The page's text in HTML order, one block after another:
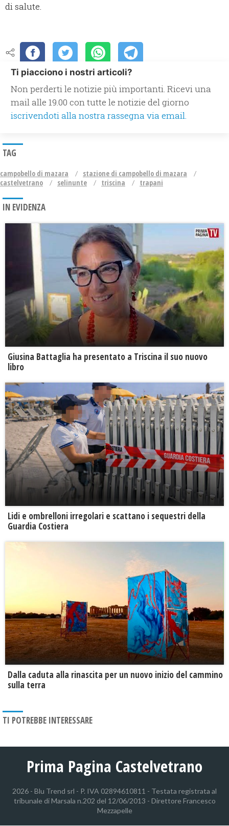
di salute.
Ti piacciono i nostri articoli?
Non perderti le notizie più importanti. Ricevi una
mail alle 19.00 con tutte le notizie del giorno
iscrivendoti alla nostra rassegna via email.
TAG
campobello di mazara
stazione di campobello di mazara
castelvetrano
selinunte triscina trapani
IN EVIDENZA
Giusina Battaglia ha presentato a Triscina il suo nuovo
libro
Lidi e ombrelloni irregolari e scattano i sequestri della
Guardia Costiera
Dalla caduta alla rinascita per un nuovo inizio del cammino
sulla terra
TI POTREBBE INTERESSARE
Prima Pagina Castelvetrano
2026 - Blu Trend srl - P. IVA 02894610811 - Testata registrata al
tribunale di Marsala n.202 del 12/06/2013 - Direttore Francesco
Mezzapelle